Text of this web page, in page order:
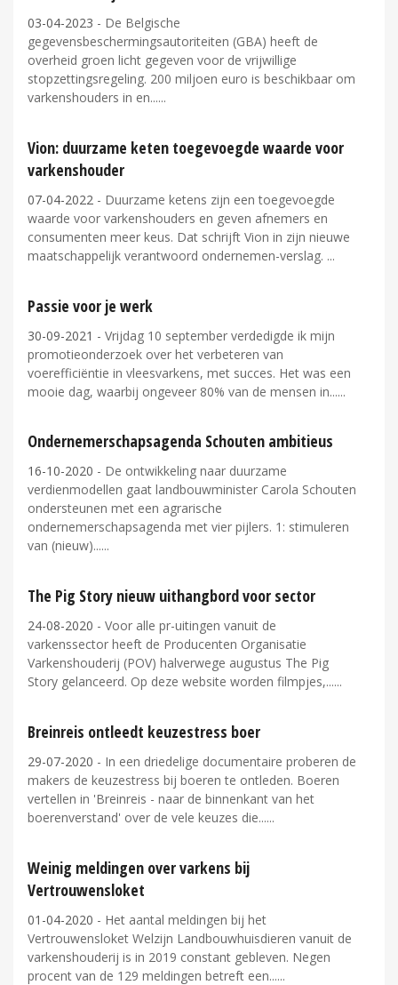
03-04-2023 - De Belgische
gegevensbeschermingsautoriteiten (GBA) heeft de
overheid groen licht gegeven voor de vrijwillige
stopzettingsregeling. 200 miljoen euro is beschikbaar om
varkenshouders in en...
Vion: duurzame keten toegevoegde waarde voor
varkenshouder
07-04-2022 - Duurzame ketens zijn een toegevoegde
waarde voor varkenshouders en geven afnemers en
consumenten meer keus. Dat schrijft Vion in zijn nieuwe
maatschappelijk verantwoord ondernemen-verslag.
Passie voor je werk
30-09-2021 - Vrijdag 10 september verdedigde ik mijn
promotieonderzoek over het verbeteren van
voerefficiëntie in vleesvarkens, met succes. Het was een
mooie dag, waarbij ongeveer 80% van de mensen in...
Ondernemerschapsagenda Schouten ambitieus
16-10-2020 - De ontwikkeling naar duurzame
verdienmodellen gaat landbouwminister Carola Schouten
ondersteunen met een agrarische
ondernemerschapsagenda met vier pijlers. 1: stimuleren
van (nieuw)...
The Pig Story nieuw uithangbord voor sector
24-08-2020 - Voor alle pr-uitingen vanuit de
varkenssector heeft de Producenten Organisatie
Varkenshouderij (POV) halverwege augustus The Pig
Story gelanceerd. Op deze website worden filmpjes,...
Breinreis ontleedt keuzestress boer
29-07-2020 - In een driedelige documentaire proberen de
makers de keuzestress bij boeren te ontleden. Boeren
vertellen in 'Breinreis - naar de binnenkant van het
boerenverstand' over de vele keuzes die...
Weinig meldingen over varkens bij
Vertrouwensloket
01-04-2020 - Het aantal meldingen bij het
Vertrouwensloket Welzijn Landbouwhuisdieren vanuit de
varkenshouderij is in 2019 constant gebleven. Negen
procent van de 129 meldingen betreft een...